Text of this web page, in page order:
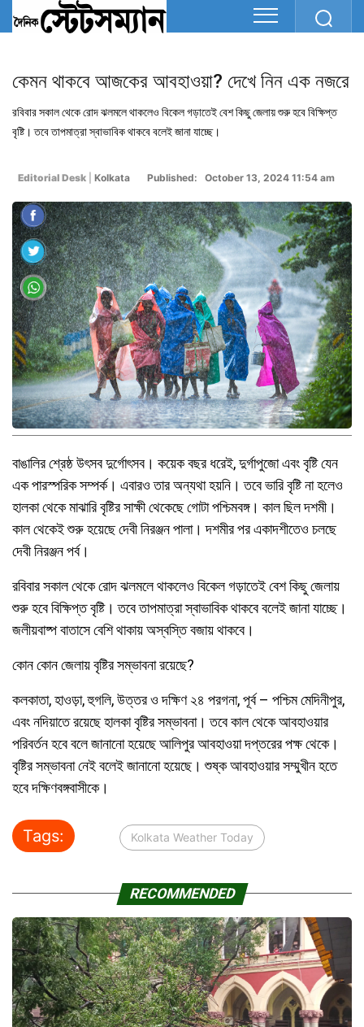
কেমন থাকবে আজকের আবহাওয়া? দেখে নিন এক নজরে
রবিবার সকাল থেকে রোদ ঝলমলে থাকলেও বিকেল গড়াতেই বেশ কিছু জেলায় শুরু হবে বিক্ষিপ্ত
বৃষ্টি। তবে তাপমাত্রা স্বাভাবিক থাকবে বলেই জানা যাচ্ছে।
Editorial Desk Kolkata Published: October 13, 2024 11:54 am
বাঙালির শ্রেষ্ঠ উৎসব দুর্গোৎসব। কয়েক বছর ধরেই, দুর্গাপুজো এবং বৃষ্টি যেন
এক পারস্পরিক সম্পর্ক। এবারও তার অন্যথা হয়নি। তবে ভারি বৃষ্টি না হলেও
হালকা থেকে মাঝারি বৃষ্টির সাক্ষী থেকেছে গোটা পশ্চিমবঙ্গ। কাল ছিল দশমী।
কাল থেকেই শুরু হয়েছে দেবী নিরঞ্জন পালা। দশমীর পর একাদশীতেও চলছে
দেবী নিরঞ্জন পর্ব।
রবিবার সকাল থেকে রোদ ঝলমলে থাকলেও বিকেল গড়াতেই বেশ কিছু জেলায়
শুরু হবে বিক্ষিপ্ত বৃষ্টি। তবে তাপমাত্রা স্বাভাবিক থাকবে বলেই জানা যাচ্ছে।
জলীয়বাষ্প বাতাসে বেশি থাকায় অস্বস্তি বজায় থাকবে।
কোন কোন জেলায় বৃষ্টির সম্ভাবনা রয়েছে?
কলকাতা, হাওড়া, হুগলি, উত্তর ও দক্ষিণ ২৪ পরগনা, পূর্ব – পশ্চিম মেদিনীপুর,
এবং নদিয়াতে রয়েছে হালকা বৃষ্টির সম্ভাবনা। তবে কাল থেকে আবহাওয়ার
পরিবর্তন হবে বলে জানানো হয়েছে আলিপুর আবহাওয়া দপ্তরের পক্ষ থেকে।
বৃষ্টির সম্ভাবনা নেই বলেই জানানো হয়েছে। শুষ্ক আবহাওয়ার সম্মুখীন হতে
হবে দক্ষিণবঙ্গবাসীকে।
Tags: Kolkata Weather Today
RECOMMENDED